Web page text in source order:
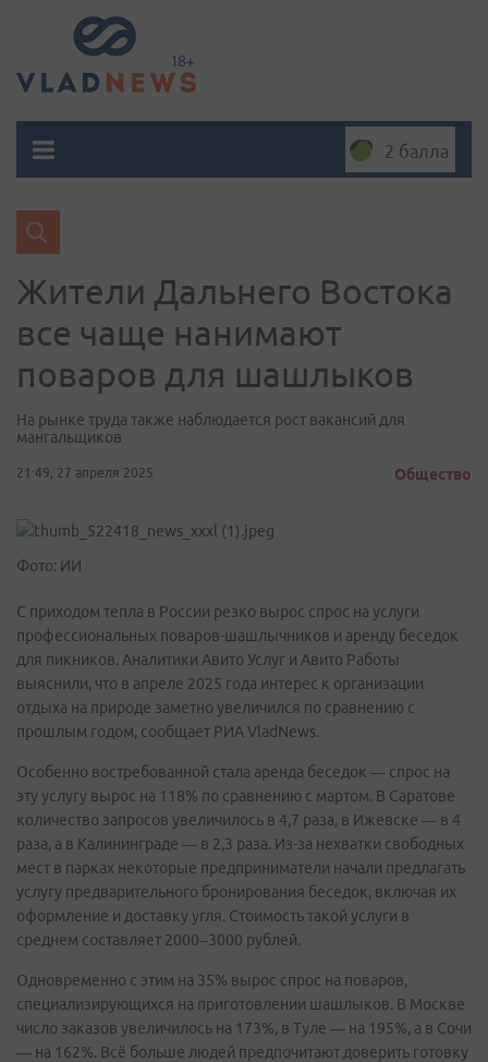
2 балла
Жители Дальнего Востока
все чаще нанимают
поваров для шашлыков
На рынке труда также наблюдается рост вакансий для
мангальщиков
21:49, 27 апреля 2025 Общество
Фото: ИИ
С приходом тепла в России резко вырос спрос на услуги
профессиональных поваров-шашлычников и аренду беседок
для пикников. Аналитики Авито Услуг и Авито Работы
выяснили, что в апреле 2025 года интерес к организации
отдыха на природе заметно увеличился по сравнению с
прошлым годом, сообщает РИА VladNews.
Особенно востребованной стала аренда беседок — спрос на
эту услугу вырос на 118% по сравнению с мартом. В Саратове
количество запросов увеличилось в 4,7 раза, в Ижевске — в 4
раза, а в Калининграде — в 2,3 раза. Из-за нехватки свободных
мест в парках некоторые предприниматели начали предлагать
услугу предварительного бронирования беседок, включая их
оформление и доставку угля. Стоимость такой услуги в
среднем составляет 2000–3000 рублей.
Одновременно с этим на 35% вырос спрос на поваров,
специализирующихся на приготовлении шашлыков. В Москве
число заказов увеличилось на 173%, в Туле — на 195%, а в Сочи
— на 162%. Всё больше людей предпочитают доверить готовку